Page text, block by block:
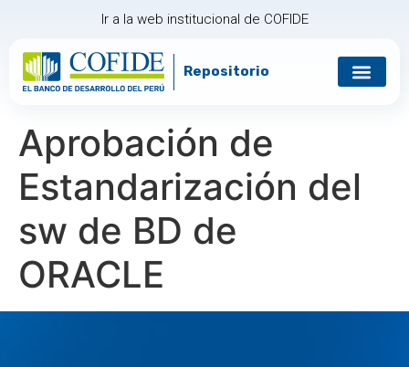
Ir a la web institucional de COFIDE
Repositorio
Aprobación de
Estandarización del
sw de BD de
ORACLE